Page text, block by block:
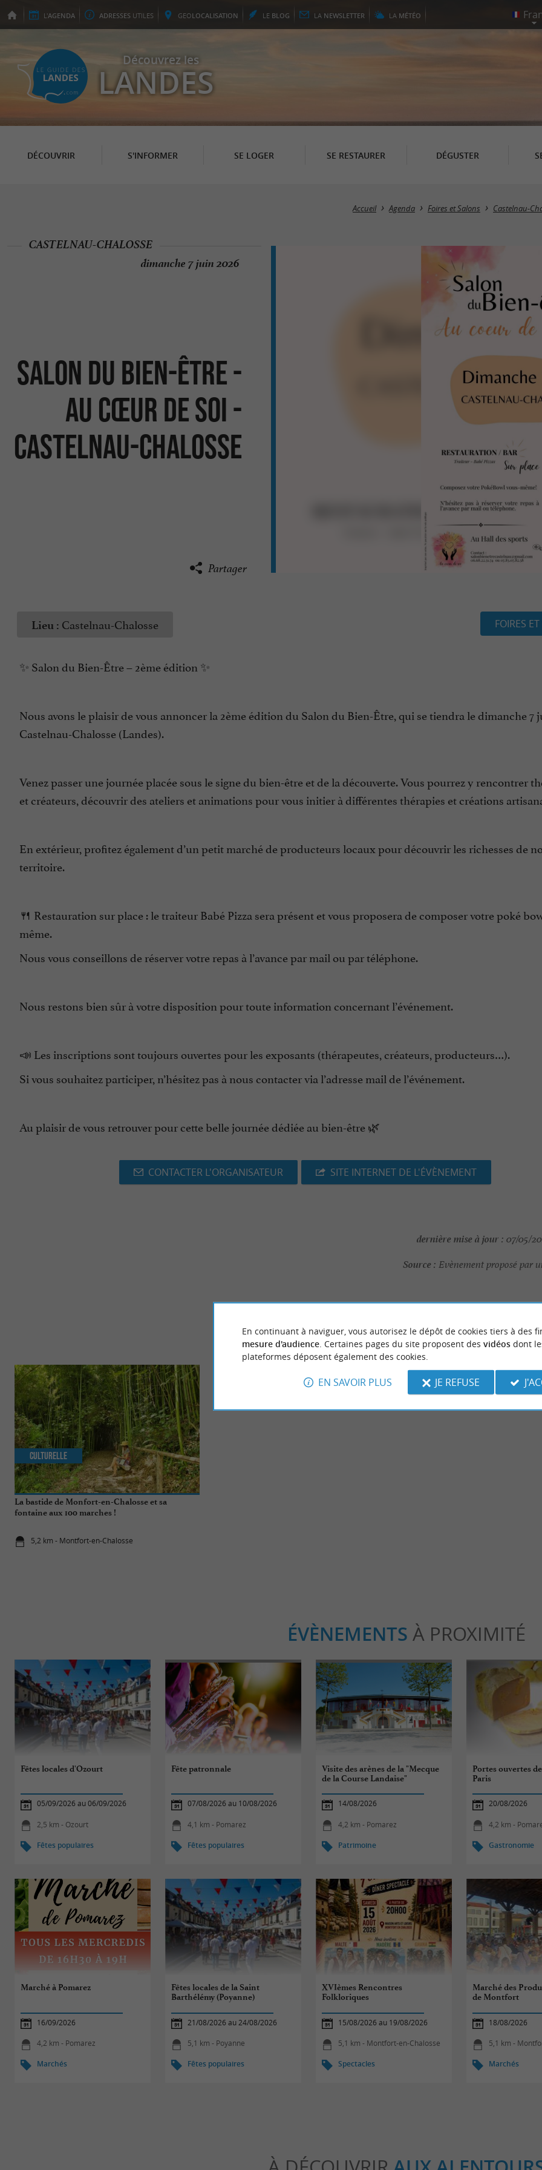
L'AGENDA ADRESSES UTILES GEOLOCALISATION LE BLOG LA NEWSLETTER LA MÉTÉO
Découvrez les
LANDES
DÉCOUVRIR S'INFORMER SE LOGER SE RESTAURER DÉGUSTER
Accueil Agenda Foires et Salons Castelnau-
Salon du bien-être -
Au cœur de soi -
Castelnau-Chalosse
CASTELNAU-CHALOSSE
dimanche 7 juin 2026
Partager
Lieu : Castelnau-Chalosse FOIRES
✨ Salon du Bien-Être – 2ème édition ✨
Nous avons le plaisir de vous annoncer la 2ème édition du Salon du Bien-Être, qui se tiendra le dimanche 7
Castelnau-Chalosse (Landes).
Venez passer une journée placée sous le signe du bien-être et de la découverte. Vous pourrez y rencontrer
et créateurs, découvrir des ateliers et animations pour vous initier à différentes thérapies et créations
En extérieur, profitez également d’un petit marché de producteurs locaux pour découvrir les richesses de
territoire.
🍴 Restauration sur place : le traiteur Babé Pizza sera présent et vous proposera de composer votre poké
même.
Nous vous conseillons de réserver votre repas à l’avance par mail ou par téléphone.
Nous restons bien sûr à votre disposition pour toute information concernant l’événement.
📣 Les inscriptions sont toujours ouvertes pour les exposants (thérapeutes, créateurs, producteurs…).
Si vous souhaitez participer, n’hésitez pas à nous contacter via l’adresse mail de l’événement.
Au plaisir de vous retrouver pour cette belle journée dédiée au bien-être 🌿
CONTACTER L'ORGANISATEUR SITE INTERNET DE L'ÉVÈNEMENT
dernière mise à jour : 07/05/
Source : Evènement proposé par
NOUS AVONS TESTÉPOUR
La bastide de Monfort-en-Chalosse et sa
fontaine aux 100 marches !
5,2 km - Montfort-en-Chalosse
Culturelle
ÉVÈNEMENTS À PROXIMITÉ
Fêtes locales d'Ozourt
05/09/2026 au 06/09/2026
2,5 km - Ozourt
Fêtes populaires
Fête patronnale
07/08/2026 au 10/08/2026
4,1 km - Pomarez
Fêtes populaires
Visite des arènes de la "Mecque
de la Course Landaise"
14/08/2026
4,2 km - Pomarez
Patrimoine
Portes ouvertes
Paris
20/08/2026
4,2 km -
Gastronomie
Marché à Pomarez
16/09/2026
4,2 km - Pomarez
Marchés
Fêtes locales de la Saint
Barthélémy (Poyanne)
21/08/2026 au 24/08/2026
5,1 km - Poyanne
Fêtes populaires
XVIèmes Rencontres
Folkloriques
15/08/2026 au 19/08/2026
5,1 km - Montfort-en-Chalosse
Spectacles
Marché des
de Montfort
18/08/2026
5,1 km -
Marchés
En continuant à naviguer, vous autorisez le dépôt de cookies tiers à des
mesure d'audience. Certaines pages du site proposent des vidéosdont
plateformes déposent également des cookies.
EN SAVOIR PLUS JE REFUSE